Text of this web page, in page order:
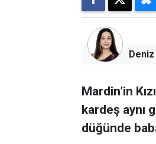
Mardin’in
kardeş aynı
düğünde